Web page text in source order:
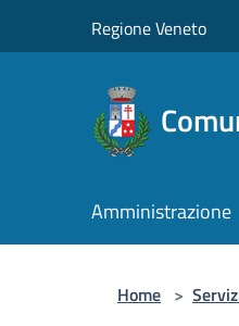
Regione Veneto
Amministrazione
Home >